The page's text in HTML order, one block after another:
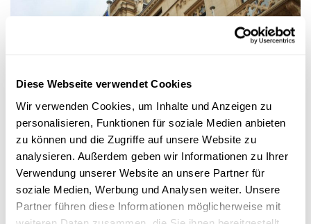
Diese Webseite verwendet Cookies
Wir verwenden Cookies, um Inhalte und Anzeigen zu
personalisieren, Funktionen für soziale Medien anbieten
zu können und die Zugriffe auf unsere Website zu
analysieren. Außerdem geben wir Informationen zu Ihrer
Verwendung unserer Website an unsere Partner für
soziale Medien, Werbung und Analysen weiter. Unsere
Partner führen diese Informationen möglicherweise mit
Wissenschaft in der Gesellschaft
EVIDENCE BASED POLICY MAKING
Luxemburgs Parlament schafft
wissenschaftlichen Dienst für Abgeordnete